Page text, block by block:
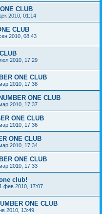
CLUB
2010, 01:14
CLUB
2010, 08:43
2010, 17:29
ONE CLUB
2010, 17:38
ONE CLUB
2010, 17:37
ONE CLUB
2010, 17:36
ONE CLUB
2010, 17:34
ONE CLUB
2010, 17:33
club!
фев 2010, 17:07
ONE CLUB
2010, 13:49